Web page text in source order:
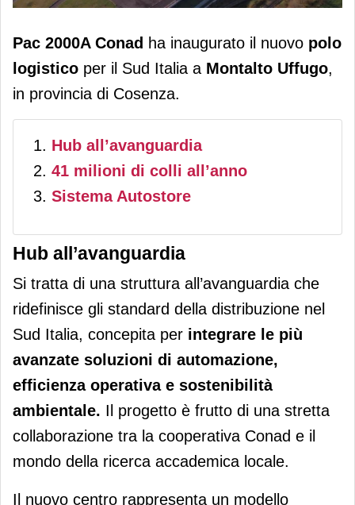
Pac 2000A Conad inaugura a
Montalto Uffugo (Cs) il nuovo polo
logistico per il Sud Italia
Pac 2000A Conad ha inaugurato il nuovo polo
logistico per il Sud Italia a Montalto Uffugo,
in provincia di Cosenza.
Hub all’avanguardia
41 milioni di colli all’anno
Sistema Autostore
Hub all’avanguardia
Si tratta di una struttura all’avanguardia che
ridefinisce gli standard della distribuzione nel
Sud Italia, concepita per integrare le più
avanzate soluzioni di automazione,
efficienza operativa e sostenibilità
ambientale. Il progetto è frutto di una stretta
collaborazione tra la cooperativa Conad e il
mondo della ricerca accademica locale.
Il nuovo centro rappresenta un modello